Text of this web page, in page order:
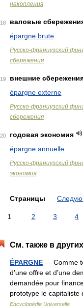
накопления
18
валовые
épargne brute
Русско-французский
сбережения
19
внешние
épargne externe
Русско-французский
сбережения
20
годовая экономия
épargne annuelle
Русско-французский
экономия
Страницы
1 2 3 4
См. также в
ÉPARGNE — Comme
d’une offre et d’une
demandée pour
prototype le
Encyclopédie Universelle